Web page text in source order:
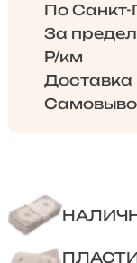
По Санкт-
За
Р/км
Доставка